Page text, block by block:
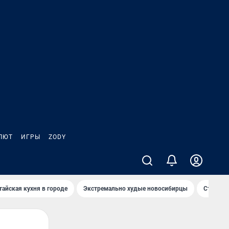
ИГРЫ ZODY
кухня в городе Экстремально худые новосибирцы Старт